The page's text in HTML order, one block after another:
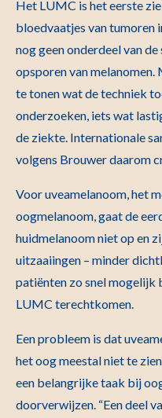
Het LUMC is het eerste
bloedvaatjes van tumoren
nog geen onderdeel van
opsporen van
te tonen wat de techniek
onderzoeken, iets wat
de ziekte. Internationale
volgens Brouwer daarom
Voor uveamelanoom, het
oogmelanoom, gaat de
huidmelanoom niet op en
uitzaaiingen – minder
patiënten zo snel mogelijk
LUMC terechtkomen.
Een probleem is dat
het oog meestal niet te
een belangrijke taak bij
doorverwijzen. “Een deel